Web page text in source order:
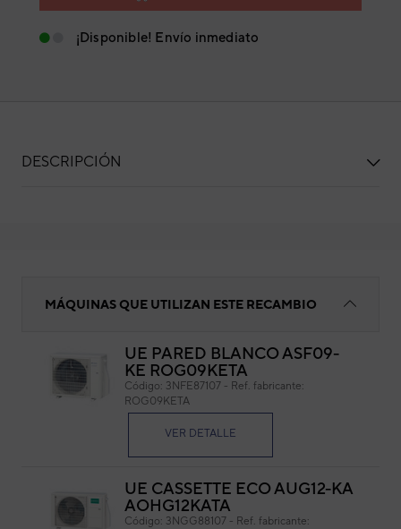
¡Disponible! Envío inmediato
DESCRIPCIÓN
MÁQUINAS QUE UTILIZAN ESTE RECAMBIO
UE PARED BLANCO ASF09-
KE ROG09KETA
Código: 3NFE87107 - Ref. fabricante:
ROG09KETA
VER DETALLE
UE CASSETTE ECO AUG12-KA
AOHG12KATA
Código: 3NGG88107 - Ref. fabricante: